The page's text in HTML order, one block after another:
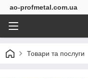
ao-profmetal.com.ua
Товари та послуги